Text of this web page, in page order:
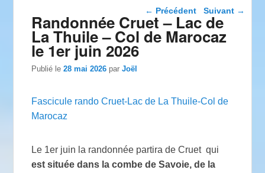
Navigation dans les
articles
← Précédent Suivant →
Randonnée Cruet – Lac de
La Thuile – Col de Marocaz
le 1er juin 2026
Publié le28 mai 2026 parJoël
Fascicule rando Cruet-Lac de La Thuile-Col de
Marocaz
Le 1er juin la randonnée partira de Cruet qui
est située dans la combe de Savoie, de la